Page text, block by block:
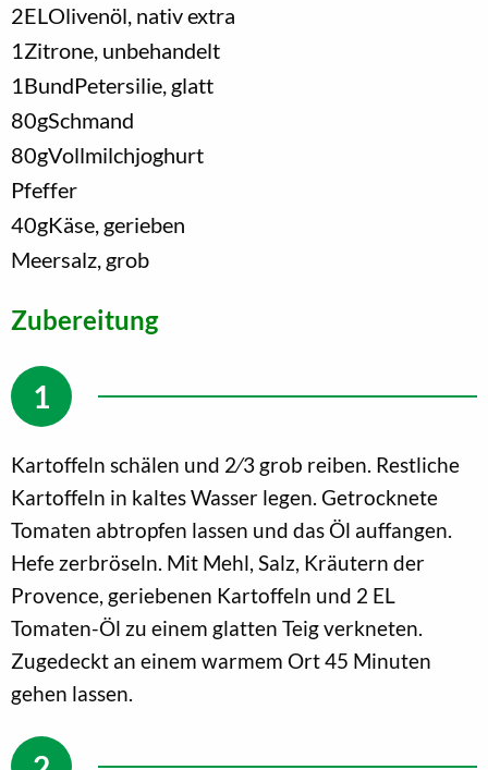
2EL Olivenöl, nativ extra
1 Zitrone, unbehandelt
1 BundPetersilie, glatt
80gSchmand
80gVollmilchjoghurt
Pfeffer
40gKäse, gerieben
Meersalz, grob
Zubereitung
Kartoffeln schälen und 2⁄3 grob reiben. Restliche
Kartoffeln in kaltes Wasser legen. Getrocknete
Tomaten abtropfen lassen und das Öl auffangen.
Hefe zerbröseln. Mit Mehl, Salz, Kräutern der
Provence, geriebenen Kartoffeln und 2 EL
Tomaten-Öl zu einem glatten Teig verkneten.
Zugedeckt an einem warmem Ort 45 Minuten
gehen lassen.